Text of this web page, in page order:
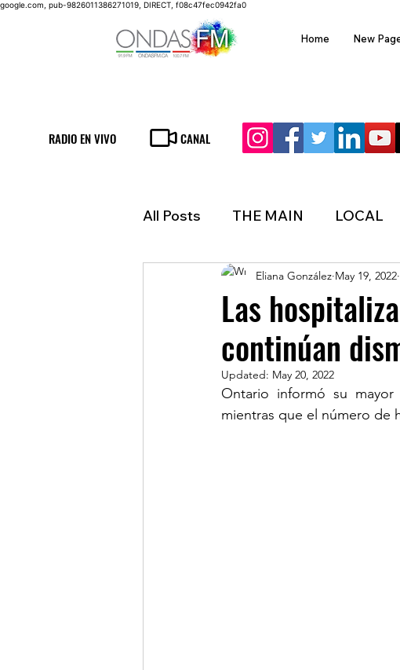
google.com, pub-9826011386271019, DIRECT, f08c47fec0942fa0
Home New
RADIO EN VIVO CANAL
All Posts THE MAIN LOCAL
LIFESTYLE FINANCE
INMIGRATION WEATHER
LINKS OF INTEREST
Las
continúan
Eliana González May 19, 2022
Updated: May 20, 2022
Ontario informó su
mientras que el número de